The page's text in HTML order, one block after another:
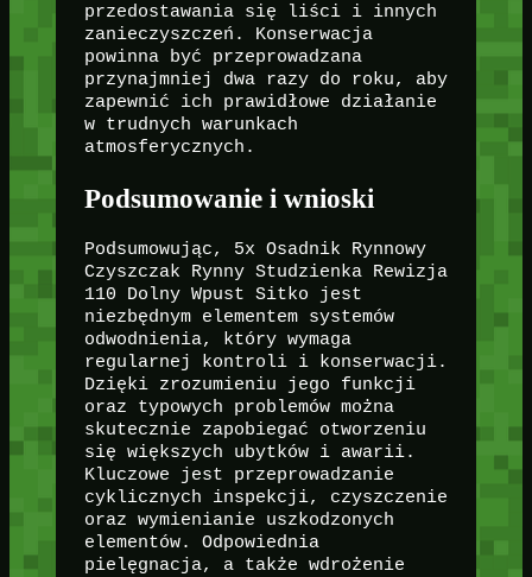
przedostawania się liści i innych
zanieczyszczeń. Konserwacja
powinna być przeprowadzana
przynajmniej dwa razy do roku, aby
zapewnić ich prawidłowe działanie
w trudnych warunkach
atmosferycznych.
Podsumowanie i wnioski
Podsumowując, 5x Osadnik Rynnowy
Czyszczak Rynny Studzienka Rewizja
110 Dolny Wpust Sitko jest
niezbędnym elementem systemów
odwodnienia, który wymaga
regularnej kontroli i konserwacji.
Dzięki zrozumieniu jego funkcji
oraz typowych problemów można
skutecznie zapobiegać otworzeniu
się większych ubytków i awarii.
Kluczowe jest przeprowadzanie
cyklicznych inspekcji, czyszczenie
oraz wymienianie uszkodzonych
elementów. Odpowiednia
pielęgnacja, a także wdrożenie